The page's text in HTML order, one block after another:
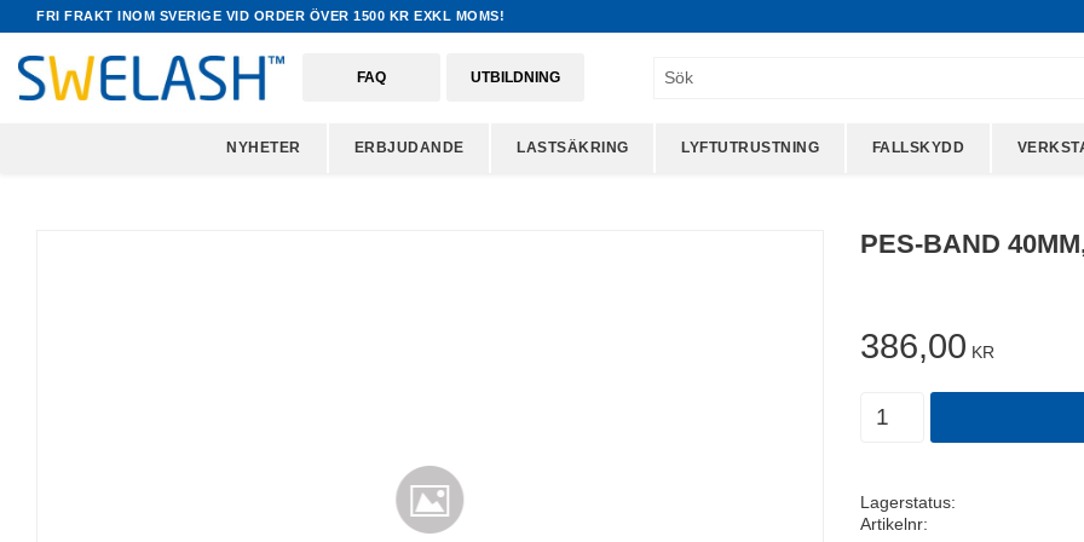
FRI FRAKT INOM SVERIGE VID ORDER ÖVER 1500 KR EXKL MOMS!
FAQ UTBILDNING
NYHETER ERBJUDANDE LASTSÄKRING LYFTUTRUSTNING FALLSKYDD
PES-BAND
386,00 KR
Lagerstatus
Artikelnr